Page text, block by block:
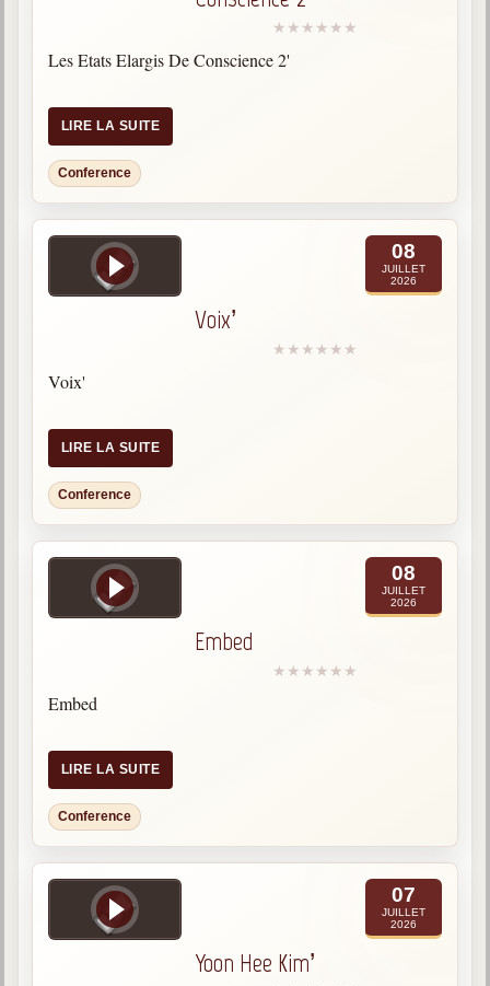
Les Etats Elargis De Conscience 2'
LIRE LA SUITE
Conference
08
JUILLET
2026
Voix’
Voix'
LIRE LA SUITE
Conference
08
JUILLET
2026
Embed
Embed
LIRE LA SUITE
Conference
07
JUILLET
2026
Yoon Hee Kim’